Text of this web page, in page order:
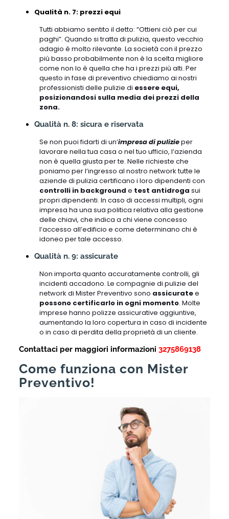
Qualità n. 7: prezzi equi
Tutti abbiamo sentito il detto: “Ottieni ciò per cui
paghi”. Quando si tratta di pulizia, questo vecchio
adagio è molto rilevante. La società con il prezzo
più basso probabilmente non è la scelta migliore
come non lo è quella che ha i prezzi più alti. Per
questo in fase di preventivo chiediamo ai nostri
professionisti delle pulizie di essere equi,
posizionandosi sulla media dei prezzi della
zona.
Qualità n. 8: sicura e riservata
Se non puoi fidarti di un’impresa di pulizieper
lavorare nella tua casa o nel tuo ufficio, l’azienda
non è quella giusta per te. Nelle richieste che
poniamo per l’ingresso al nostro network tutte le
aziende di pulizia certificano i loro dipendenti con
controlli in background e test antidroga sui
propri dipendenti. In caso di accessi multipli, ogni
impresa ha una sua politica relativa alla gestione
delle chiavi, che indica a chi viene concesso
l’accesso all’edificio e come determinano chi è
idoneo per tale accesso.
Qualità n. 9: assicurate
Non importa quanto accuratamente controlli, gli
incidenti accadono. Le compagnie di pulizie del
network di Mister Preventivo sono assicuratee
possono certificarlo in ogni momento. Molte
imprese hanno polizze assicurative aggiuntive,
aumentando la loro copertura in caso di incidente
o in caso di perdita della proprietà di un cliente.
Contattaci per maggiori informazioni 3275869138
Come funziona con Mister
Preventivo!